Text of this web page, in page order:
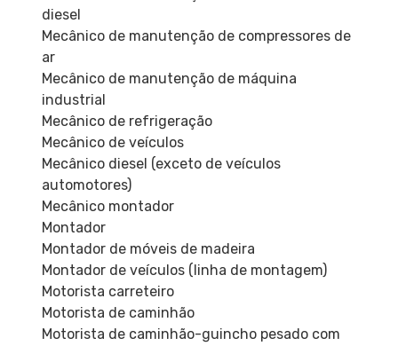
diesel
Mecânico de manutenção de compressores de
ar
Mecânico de manutenção de máquina
industrial
Mecânico de refrigeração
Mecânico de veículos
Mecânico diesel (exceto de veículos
automotores)
Mecânico montador
Montador
Montador de móveis de madeira
Montador de veículos (linha de montagem)
Motorista carreteiro
Motorista de caminhão
Motorista de caminhão-guincho pesado com